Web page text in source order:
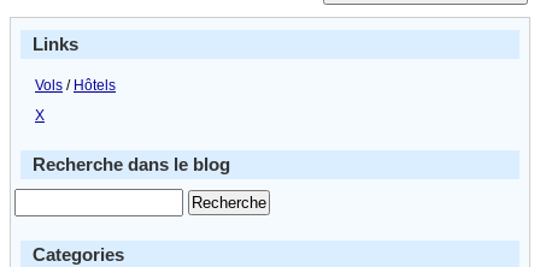
Links
Vols / Hôtels
X
Recherche dans le blog
Categories